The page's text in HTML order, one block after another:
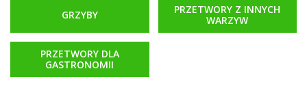
GRZYBY
PRZETWORY Z INNYCH
WARZYW
PRZETWORY DLA
GASTRONOMII